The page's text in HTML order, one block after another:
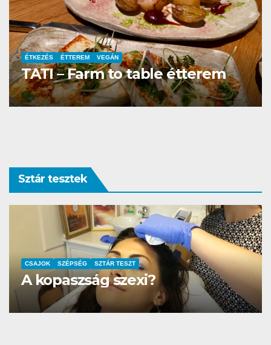
ÉTTEREM
La Villa Étterem és Pizzéria
Sztár tesztek
AUTÓ-MOTOR SZTÁR TESZT
DS3 és Zanzibár Rita